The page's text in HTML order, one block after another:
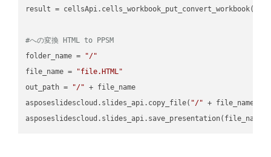
result =
#への変換 HTML to PPSM
folder_name =
"/"
file_name =
"file.HTML"
out_path =
"/" + file_name
asposeslidescloud.slides_api.copy_file( "/" + file_name,